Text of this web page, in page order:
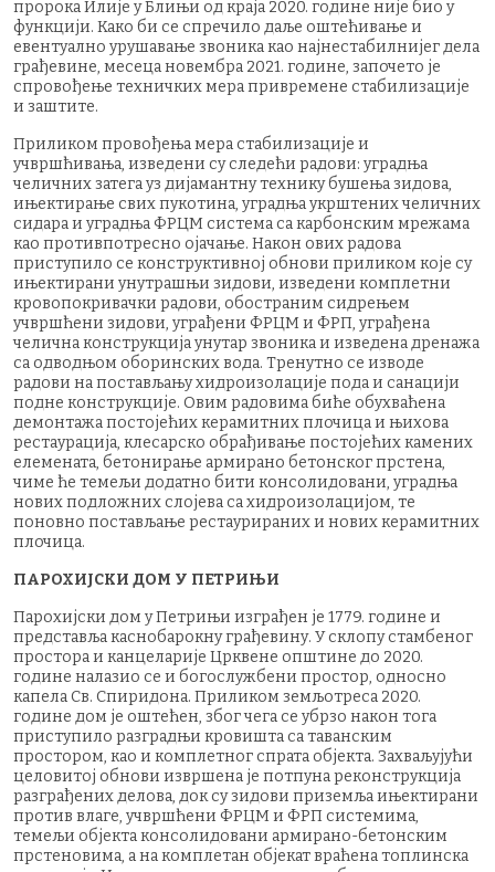
пророка Илије у Блињи од краја 2020. године није био у
функцији. Како би се спречило даље оштећивање и
евентуално урушавање звоника као најнестабилнијег дела
грађевине, месеца новембра 2021. године, започето је
спровођење техничких мера привремене стабилизације
и заштите.
Приликом провођења мера стабилизације и
учвршћивања, изведени су следећи радови: уградња
челичних затега уз дијамантну технику бушења зидова,
ињектирање свих пукотина, уградња укрштених челичних
сидара и уградња ФРЦМ система са карбонским мрежама
као противпотресно ојачање. Након ових радова
приступило се конструктивној обнови приликом које су
ињектирани унутрашњи зидови, изведени комплетни
кровопокривачки радови, обостраним сидрењем
учвршћени зидови, уграђени ФРЦМ и ФРП, уграђена
челична конструкција унутар звоника и изведена дренажа
са одводњом оборинских вода. Тренутно се изводе
радови на постављању хидроизолације пода и санацији
подне конструкције. Овим радовима биће обухваћена
демонтажа постојећих керамитних плочица и њихова
рестаурација, клесарско обрађивање постојећих камених
елемената, бетонирање армирано бетонског прстена,
чиме ће темељи додатно бити консолидовани, уградња
нових подложних слојева са хидроизолацијом, те
поновно постављање рестаурираних и нових керамитних
плочица.
ПАРОХИЈСКИ ДОМ У ПЕТРИЊИ
Парохијски дом у Петрињи изграђен је 1779. године и
представља каснобарокну грађевину. У склопу стамбеног
простора и канцеларије Црквене општине до 2020.
године налазио се и богослужбени простор, односно
капела Св. Спиридона. Приликом земљотреса 2020.
године дом је оштећен, због чега се убрзо након тога
приступило разградњи кровишта са таванским
простором, као и комплетног спрата објекта. Захваљујући
целовитој обнови извршена је потпуна реконструкција
разграђених делова, док су зидови приземља ињектирани
против влаге, учвршћени ФРЦМ и ФРП системима,
темељи објекта консолидовани армирано-бетонским
прстеновима, а на комплетан објекат враћена топлинска